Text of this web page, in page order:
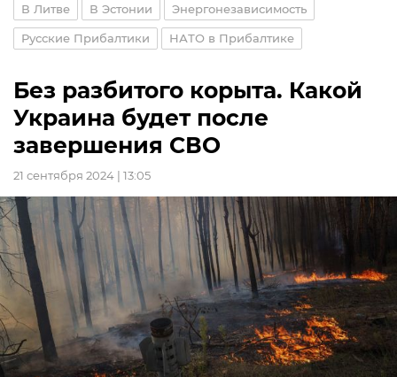
В Литве В Эстонии Энергонезависимость
Русские Прибалтики НАТО в Прибалтике
Без разбитого корыта. Какой
Украина будет после
завершения СВО
21 сентября 2024 | 13:05